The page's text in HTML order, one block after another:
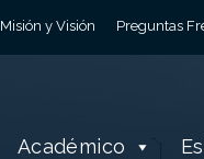
Misión y Visión Preguntas
Académico